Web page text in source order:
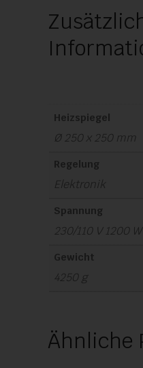
Heizspiegel
Ø 250 x 250 mm
Regelung
Elektronik
Spannung
230/110 V 1200 W
Gewicht
4250 g
Ähnliche